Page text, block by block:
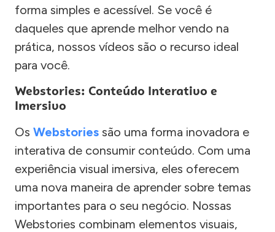
forma simples e acessível. Se você é
daqueles que aprende melhor vendo na
prática, nossos vídeos são o recurso ideal
para você.
Webstories: Conteúdo Interativo e
Imersivo
Os Webstories são uma forma inovadora e
interativa de consumir conteúdo. Com uma
experiência visual imersiva, eles oferecem
uma nova maneira de aprender sobre temas
importantes para o seu negócio. Nossas
Webstories combinam elementos visuais,